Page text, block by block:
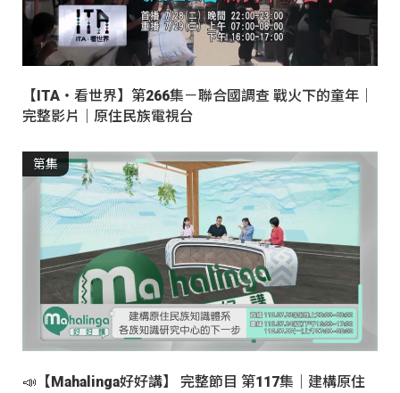
【ITA・看世界】第266集－聯合國調查 戰火下的童年｜
完整影片｜原住民族電視台
第集
📣【Mahalinga好好講】 完整節目 第117集｜建構原住